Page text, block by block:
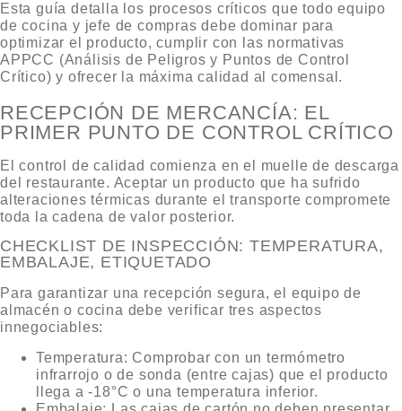
Esta guía detalla los procesos críticos que todo equipo
de cocina y jefe de compras debe dominar para
optimizar el producto, cumplir con las normativas
APPCC (Análisis de Peligros y Puntos de Control
Crítico) y ofrecer la máxima calidad al comensal.
RECEPCIÓN DE MERCANCÍA: EL
PRIMER PUNTO DE CONTROL CRÍTICO
El control de calidad comienza en el muelle de descarga
del restaurante. Aceptar un producto que ha sufrido
alteraciones térmicas durante el transporte compromete
toda la cadena de valor posterior.
CHECKLIST DE INSPECCIÓN: TEMPERATURA,
EMBALAJE, ETIQUETADO
Para garantizar una recepción segura, el equipo de
almacén o cocina debe verificar tres aspectos
innegociables:
Temperatura: Comprobar con un termómetro
infrarrojo o de sonda (entre cajas) que el producto
llega a -18°C o una temperatura inferior.